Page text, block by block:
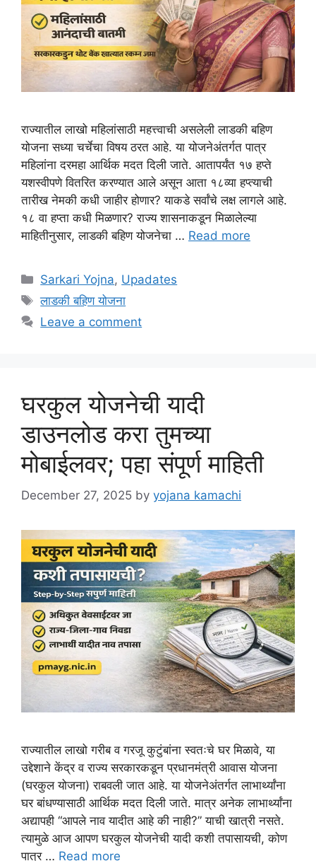
राज्यातील लाखो महिलांसाठी महत्त्वाची असलेली लाडकी बहिण
योजना सध्या चर्चेचा विषय ठरत आहे. या योजनेअंतर्गत पात्र
महिलांना दरमहा आर्थिक मदत दिली जाते. आतापर्यंत १७ हप्ते
यशस्वीपणे वितरित करण्यात आले असून आता १८व्या हप्त्याची
तारीख नेमकी कधी जाहीर होणार? याकडे सर्वांचे लक्ष लागले आहे.
१८ वा हप्ता कधी मिळणार? राज्य शासनाकडून मिळालेल्या
माहितीनुसार, लाडकी बहिण योजनेचा … Read more
Categories
Sarkari Yojna, Upadates
Tags
लाडकी बहिण योजना
Leave a comment
घरकुल योजनेची यादी
डाउनलोड करा तुमच्या
मोबाईलवर; पहा संपूर्ण माहिती
December 27, 2025 by yojana kamachi
राज्यातील लाखो गरीब व गरजू कुटुंबांना स्वतःचे घर मिळावे, या
उद्देशाने केंद्र व राज्य सरकारकडून प्रधानमंत्री आवास योजना
(घरकुल योजना) राबवली जात आहे. या योजनेअंतर्गत लाभार्थ्यांना
घर बांधण्यासाठी आर्थिक मदत दिली जाते. मात्र अनेक लाभार्थ्यांना
अद्यापही “आपले नाव यादीत आहे की नाही?” याची खात्री नसते.
त्यामुळे आज आपण घरकुल योजनेची यादी कशी तपासायची, कोण
पात्र … Read more